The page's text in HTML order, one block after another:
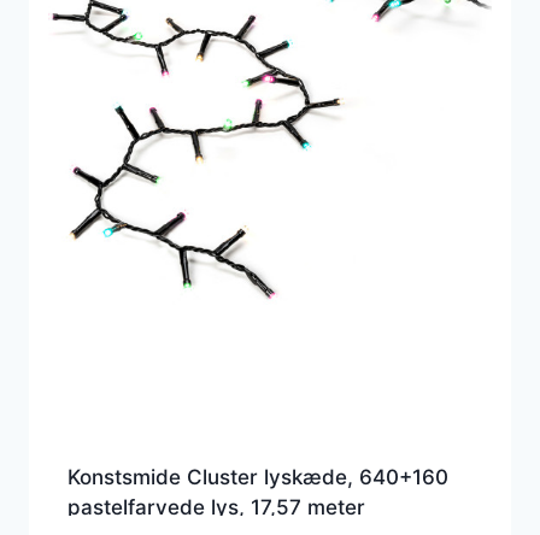
Konstsmide Cluster lyskæde, 640+160
pastelfarvede lys, 17,57 meter